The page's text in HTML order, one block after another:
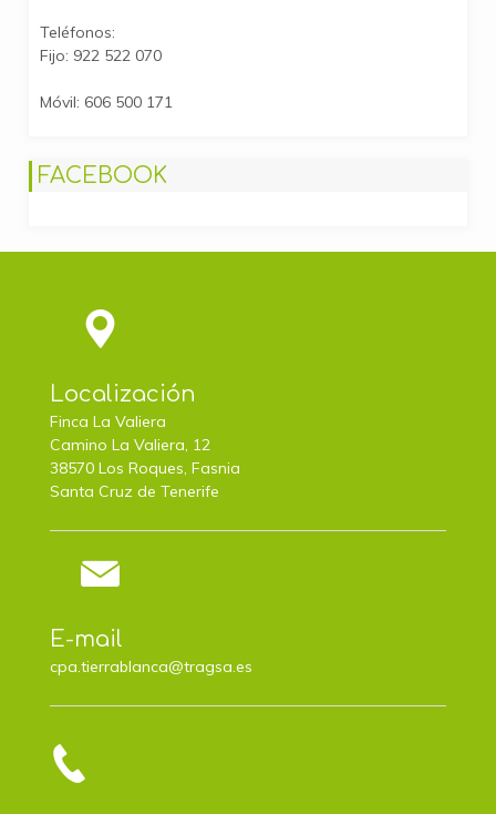
Teléfonos:
Fijo: 922 522 070
Móvil: 606 500 171
FACEBOOK
Localización
Finca La Valiera
Camino La Valiera, 12
38570 Los Roques, Fasnia
Santa Cruz de Tenerife
E-mail
cpa.tierrablanca@tragsa.es